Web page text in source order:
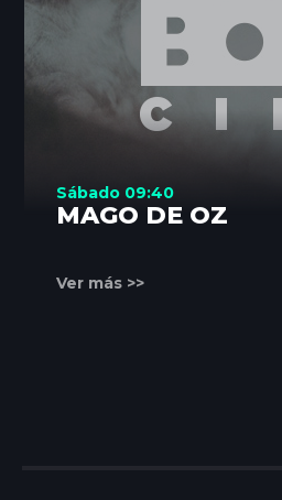
Sábado 09:40
MAGO DE OZ
Ver más >>